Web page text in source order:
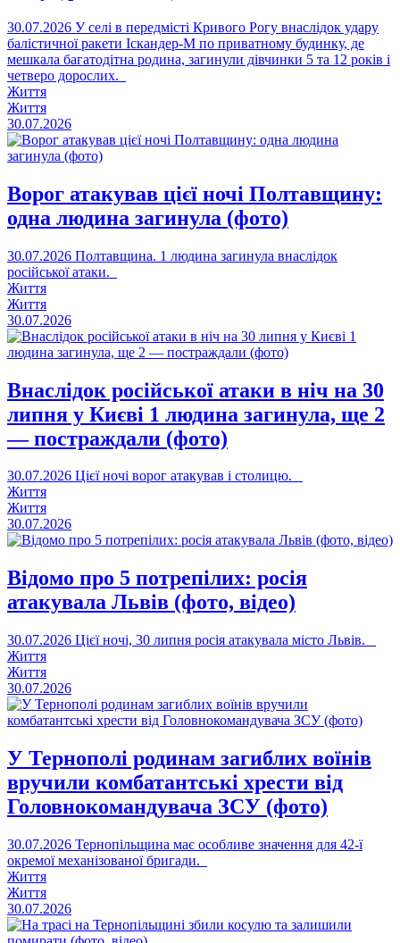
30.07.2026 У селі в передмісті Кривого Рогу внаслідок удару
балістичної ракети Іскандер-М по приватному будинку, де
мешкала багатодітна родина, загинули дівчинки 5 та 12 років і
четверо дорослих.
Життя
Життя
30.07.2026
Ворог атакував цієї ночі Полтавщину:
одна людина загинула (фото)
30.07.2026 Полтавщина. 1 людина загинула внаслідок
російської атаки.
Життя
Життя
30.07.2026
Внаслідок російської атаки в ніч на 30
липня у Києві 1 людина загинула, ще 2
— постраждали (фото)
30.07.2026 Цієї ночі ворог атакував і столицю.
Життя
Життя
30.07.2026
Відомо про 5 потрепілих: росія
атакувала Львів (фото, відео)
30.07.2026 Цієї ночі, 30 липня росія атакувала місто Львів.
Життя
Життя
30.07.2026
У Тернополі родинам загиблих воїнів
вручили комбатантські хрести від
Головнокомандувача ЗСУ (фото)
30.07.2026 Тернопільщина має особливе значення для 42-ї
окремої механізованої бригади.
Життя
Життя
30.07.2026